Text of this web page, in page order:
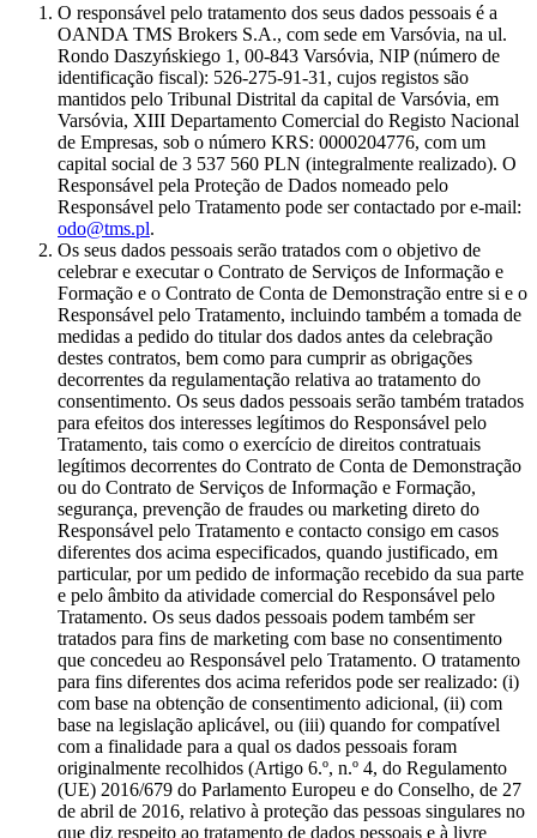
O responsável pelo tratamento dos seus dados pessoais é a
OANDA TMS Brokers S.A., com sede em Varsóvia, na ul.
Rondo Daszyńskiego 1, 00-843 Varsóvia, NIP (número de
identificação fiscal): 526-275-91-31, cujos registos são
mantidos pelo Tribunal Distrital da capital de Varsóvia, em
Varsóvia, XIII Departamento Comercial do Registo Nacional
de Empresas, sob o número KRS: 0000204776, com um
capital social de 3 537 560 PLN (integralmente realizado). O
Responsável pela Proteção de Dados nomeado pelo
Responsável pelo Tratamento pode ser contactado por e-mail:
odo@tms.pl.
Os seus dados pessoais serão tratados com o objetivo de
celebrar e executar o Contrato de Serviços de Informação e
Formação e o Contrato de Conta de Demonstração entre si e o
Responsável pelo Tratamento, incluindo também a tomada de
medidas a pedido do titular dos dados antes da celebração
destes contratos, bem como para cumprir as obrigações
decorrentes da regulamentação relativa ao tratamento do
consentimento. Os seus dados pessoais serão também tratados
para efeitos dos interesses legítimos do Responsável pelo
Tratamento, tais como o exercício de direitos contratuais
legítimos decorrentes do Contrato de Conta de Demonstração
ou do Contrato de Serviços de Informação e Formação,
segurança, prevenção de fraudes ou marketing direto do
Responsável pelo Tratamento e contacto consigo em casos
diferentes dos acima especificados, quando justificado, em
particular, por um pedido de informação recebido da sua parte
e pelo âmbito da atividade comercial do Responsável pelo
Tratamento. Os seus dados pessoais podem também ser
tratados para fins de marketing com base no consentimento
que concedeu ao Responsável pelo Tratamento. O tratamento
para fins diferentes dos acima referidos pode ser realizado: (i)
com base na obtenção de consentimento adicional, (ii) com
base na legislação aplicável, ou (iii) quando for compatível
com a finalidade para a qual os dados pessoais foram
originalmente recolhidos (Artigo 6.º, n.º 4, do Regulamento
(UE) 2016/679 do Parlamento Europeu e do Conselho, de 27
de abril de 2016, relativo à proteção das pessoas singulares no
que diz respeito ao tratamento de dados pessoais e à livre